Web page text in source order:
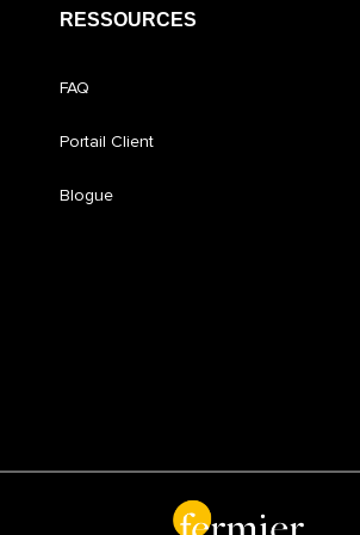
RESSOURCES
FAQ
Portail Client
Blogue